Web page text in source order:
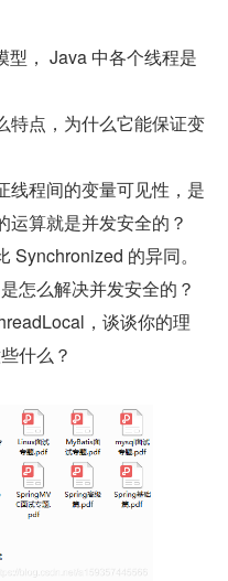
型， Java 中各个线程是
特点，为什么它能保证变
线程间的变量可见性，是
算就是并发安全的？
Synchronized 的异同。
怎么解决并发安全的？
，谈谈你的理
什么？